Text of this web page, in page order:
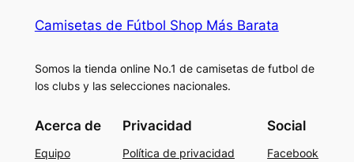
Camisetas de Fútbol Shop Más Barata
Somos la tienda online No.1 de camisetas de futbol de
los clubs y las selecciones nacionales.
Acerca de
Equipo
Privacidad
Política de privacidad
Social
Facebook